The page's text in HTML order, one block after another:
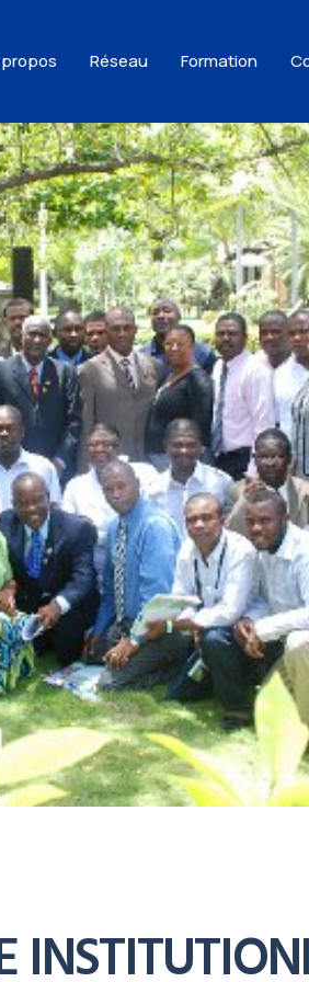
Réseau Formation